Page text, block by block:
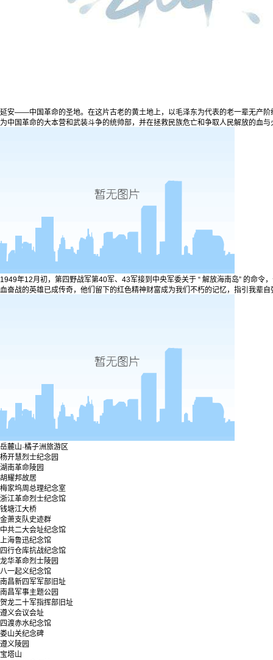
延安——中国革命的圣地。在这片古老的黄土地上，以毛泽东为代表的老一辈无产
为中国革命的大本营和武装斗争的统帅部，并在拯救民族危亡和争取人民解放的
1949年12月初，第四野战军第40军、43军接到中央军委关于 “ 解放海南岛” 的命
血奋战的英雄已成传奇，他们留下的红色精神财富成为我们不朽的记忆，指引我辈
岳麓山·橘子洲旅游区
杨开慧烈士纪念园
湖南革命陵园
胡耀邦故居
梅家坞周总理纪念室
浙江革命烈士纪念馆
钱塘江大桥
金萧支队史迹群
中共二大会址纪念馆
上海鲁迅纪念馆
四行仓库抗战纪念馆
龙华革命烈士陵园
八一起义纪念馆
南昌新四军军部旧址
南昌军事主题公园
贺龙二十军指挥部旧址
遵义会议会址
四渡赤水纪念馆
娄山关纪念碑
遵义陵园
宝塔山